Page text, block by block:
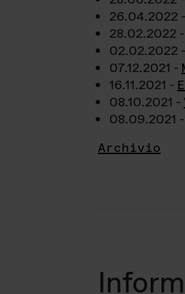
26.04.2022 -
28.02.2022 -
02.02.2022 -
07.12.2021 -
16.11.2021 -
08.10.2021 -
08.09.2021 -
Archivio